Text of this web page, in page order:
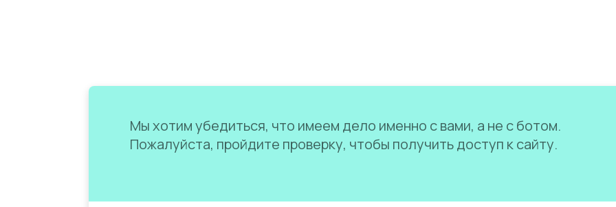
Мы хотим убедиться, что имеем дело именно с вами, а не с ботом.
Пожалуйста, пройдите проверку, чтобы получить доступ к сайту.